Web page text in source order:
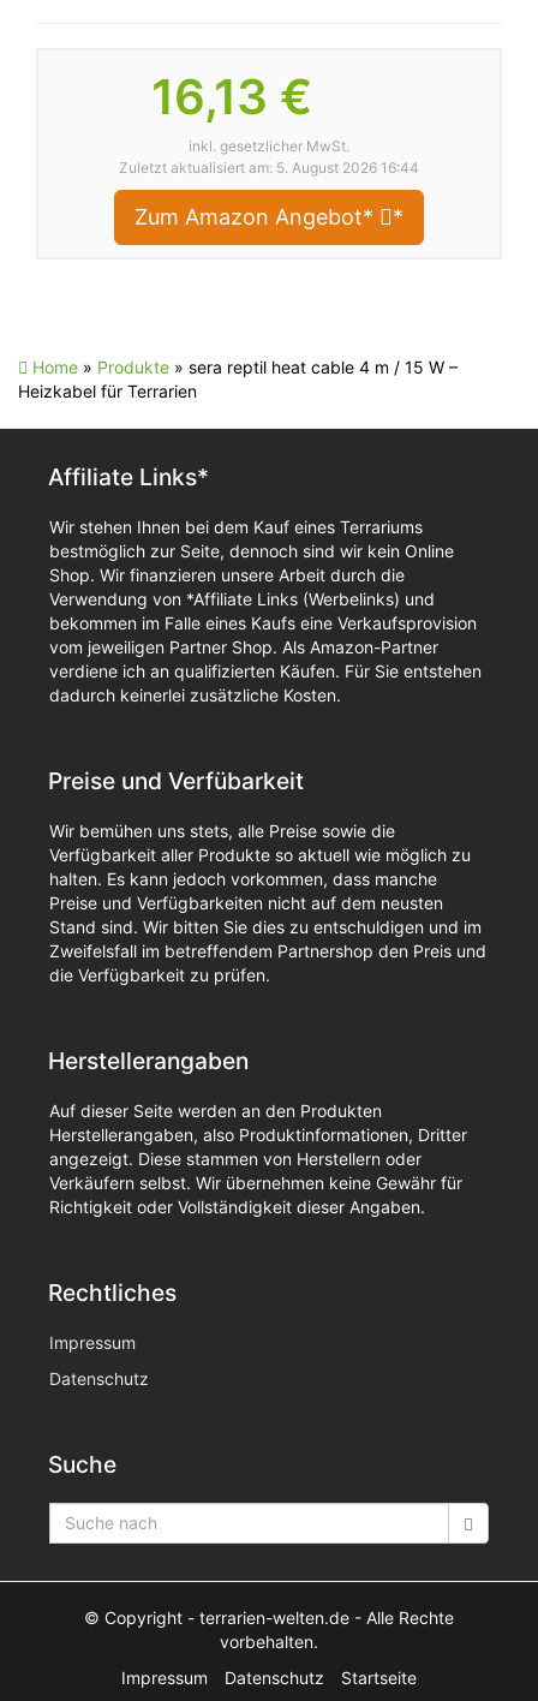
16,13 €
inkl. gesetzlicher MwSt.
Zuletzt aktualisiert am: 5. August 2026 16:44
Zum Amazon Angebot* *
Home » Produkte » sera reptil heat cable 4 m / 15 W –
Heizkabel für Terrarien
Affiliate Links*
Wir stehen Ihnen bei dem Kauf eines Terrariums
bestmöglich zur Seite, dennoch sind wir kein Online
Shop. Wir finanzieren unsere Arbeit durch die
Verwendung von *Affiliate Links (Werbelinks) und
bekommen im Falle eines Kaufs eine Verkaufsprovision
vom jeweiligen Partner Shop. Als Amazon-Partner
verdiene ich an qualifizierten Käufen. Für Sie entstehen
dadurch keinerlei zusätzliche Kosten.
Preise und Verfübarkeit
Wir bemühen uns stets, alle Preise sowie die
Verfügbarkeit aller Produkte so aktuell wie möglich zu
halten. Es kann jedoch vorkommen, dass manche
Preise und Verfügbarkeiten nicht auf dem neusten
Stand sind. Wir bitten Sie dies zu entschuldigen und im
Zweifelsfall im betreffendem Partnershop den Preis und
die Verfügbarkeit zu prüfen.
Herstellerangaben
Auf dieser Seite werden an den Produkten
Herstellerangaben, also Produktinformationen, Dritter
angezeigt. Diese stammen von Herstellern oder
Verkäufern selbst. Wir übernehmen keine Gewähr für
Richtigkeit oder Vollständigkeit dieser Angaben.
Rechtliches
Impressum
Datenschutz
Suche
© Copyright - terrarien-welten.de - Alle Rechte
vorbehalten.
Impressum
Datenschutz Startseite